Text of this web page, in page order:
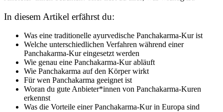
In diesem Artikel erfährst du:
Was eine traditionelle ayurvedische Panchakarma-Kur ist
Welche unterschiedlichen Verfahren während einer
Panchakarma-Kur eingesetzt werden
Wie genau eine Panchakarma-Kur abläuft
Wie Panchakarma auf den Körper wirkt
Für wen Panchakarma geeignet ist
Woran du gute Anbieter*innen von Panchakarma-Kuren
erkennst
Was die Vorteile einer Panchakarma-Kur in Europa sind